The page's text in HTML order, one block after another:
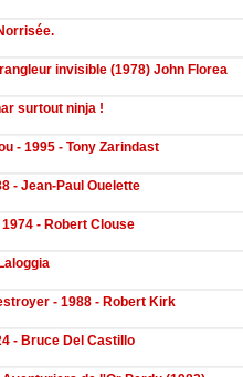
invisible (1978) John Florea
surtout ninja !
- 1995 - Tony Zarindast
- Jean-Paul Ouelette
- Robert Clouse
- 1988 - Robert Kirk
- Bruce Del Castillo